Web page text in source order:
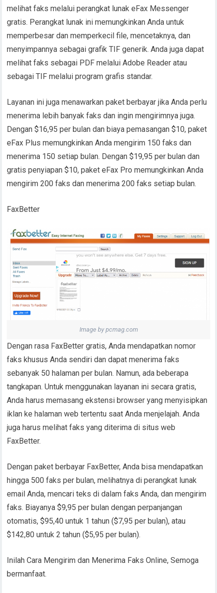
melihat faks melalui perangkat lunak eFax Messenger
gratis. Perangkat lunak ini memungkinkan Anda untuk
memperbesar dan memperkecil file, mencetaknya, dan
menyimpannya sebagai grafik TIF generik. Anda juga dapat
melihat faks sebagai PDF melalui Adobe Reader atau
sebagai TIF melalui program grafis standar.
Layanan ini juga menawarkan paket berbayar jika Anda perlu
menerima lebih banyak faks dan ingin mengirimnya juga.
Dengan $16,95 per bulan dan biaya pemasangan $10, paket
eFax Plus memungkinkan Anda mengirim 150 faks dan
menerima 150 setiap bulan. Dengan $19,95 per bulan dan
gratis penyiapan $10, paket eFax Pro memungkinkan Anda
mengirim 200 faks dan menerima 200 faks setiap bulan.
FaxBetter
Image by pcmag.com
Dengan rasa FaxBetter gratis, Anda mendapatkan nomor
faks khusus Anda sendiri dan dapat menerima faks
sebanyak 50 halaman per bulan. Namun, ada beberapa
tangkapan. Untuk menggunakan layanan ini secara gratis,
Anda harus memasang ekstensi browser yang menyisipkan
iklan ke halaman web tertentu saat Anda menjelajah. Anda
juga harus melihat faks yang diterima di situs web
FaxBetter.
Dengan paket berbayar FaxBetter, Anda bisa mendapatkan
hingga 500 faks per bulan, melihatnya di perangkat lunak
email Anda, mencari teks di dalam faks Anda, dan mengirim
faks. Biayanya $9,95 per bulan dengan perpanjangan
otomatis, $95,40 untuk 1 tahun ($7,95 per bulan), atau
$142,80 untuk 2 tahun ($5,95 per bulan).
Inilah Cara Mengirim dan Menerima Faks Online, Semoga
bermanfaat.